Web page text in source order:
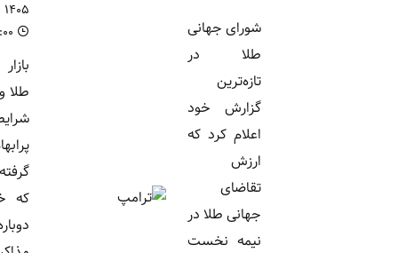
شورای جهانی
طلا در
گزارش خود
اعلام کرد که
جهانی طلا در
نیمه نخست
بازار جهانی
طلا و نقره در
پرابهام قرار
گرفته است
که خبر آغاز